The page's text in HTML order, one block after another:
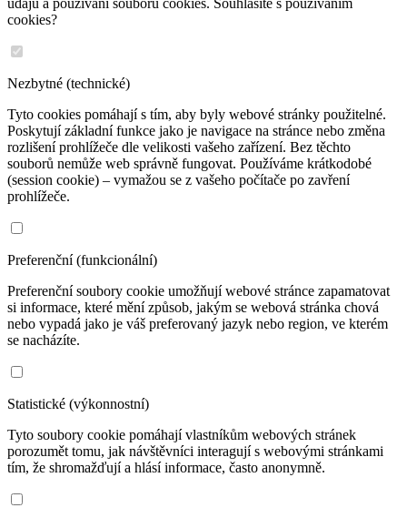
údajů a používání souborů cookies. Souhlasíte s používáním
cookies?
Nezbytné (technické)
Tyto cookies pomáhají s tím, aby byly webové stránky použitelné.
Poskytují základní funkce jako je navigace na stránce nebo změna
rozlišení prohlížeče dle velikosti vašeho zařízení. Bez těchto
souborů nemůže web správně fungovat. Používáme krátkodobé
(session cookie) – vymažou se z vašeho počítače po zavření
prohlížeče.
Preferenční (funkcionální)
Preferenční soubory cookie umožňují webové stránce zapamatovat
si informace, které mění způsob, jakým se webová stránka chová
nebo vypadá jako je váš preferovaný jazyk nebo region, ve kterém
se nacházíte.
Statistické (výkonnostní)
Tyto soubory cookie pomáhají vlastníkům webových stránek
porozumět tomu, jak návštěvníci interagují s webovými stránkami
tím, že shromažďují a hlásí informace, často anonymně.